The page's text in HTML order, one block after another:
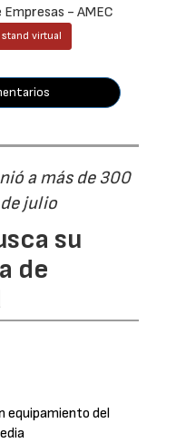
- AMEC
stand virtual
a más de 300
julio
su
de
equipamiento del